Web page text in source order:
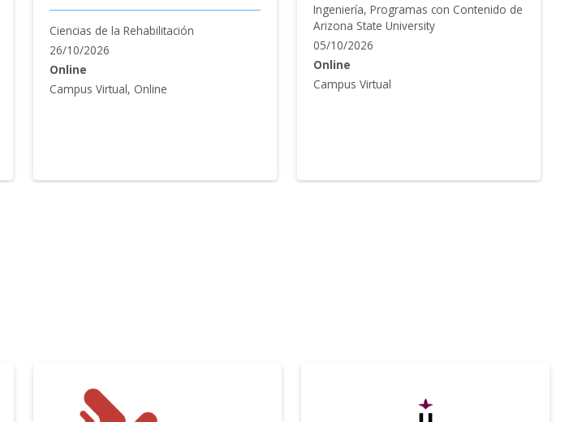
Ingeniería, Programas con Contenido de
Arizona State University
05/10/2026
Online
Campus Virtual
Ingeniería
31/08/2026
Online
Campus Virtual